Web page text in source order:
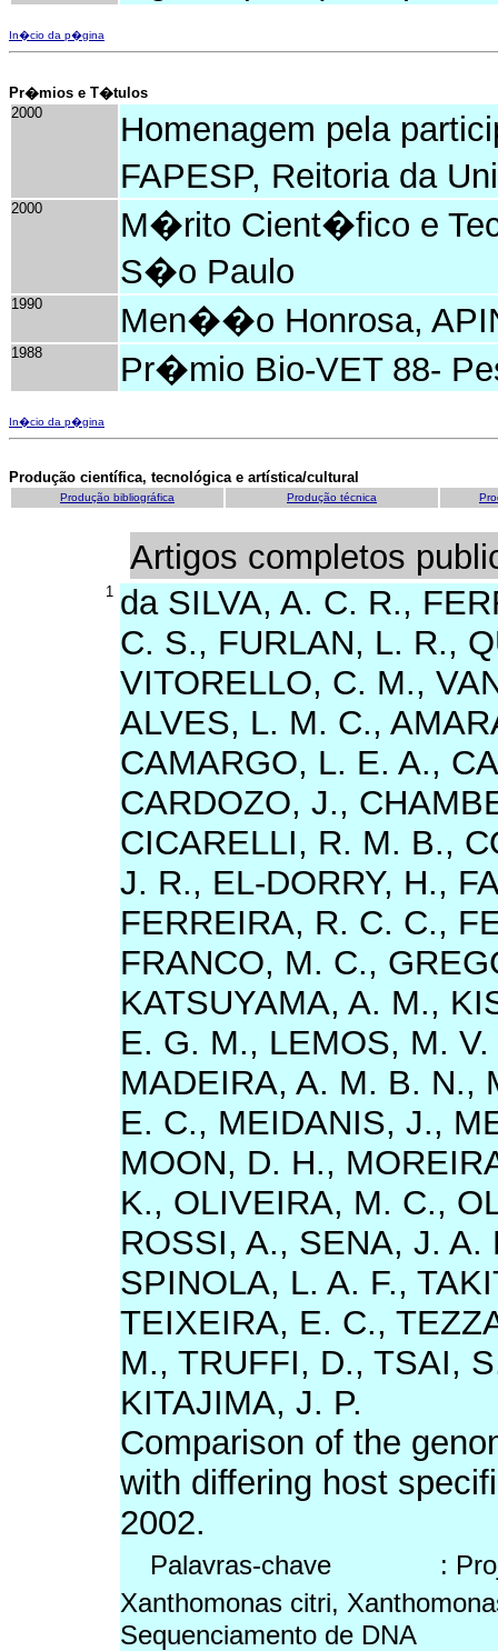
In�cio da p�gina
Pr�mios e T�tulos
2000
Homenagem pela
FAPESP, Reitoria da
2000
M�rito Cient�fico e
S�o Paulo
1990 Men��o Honrosa,
1988 Pr�mio Bio-VET 88-
In�cio da p�gina
Produção científica, tecnológica e artística/cultural
Produção bibliográfica Produção técnica
Artigos completos
1 da SILVA, A. C. R.,
C. S., FURLAN, L. R.,
VITORELLO, C. M.,
ALVES, L. M. C.,
CAMARGO, L. E. A.,
CARDOZO, J.,
CICARELLI, R. M. B.,
J. R., EL-DORRY, H.,
FERREIRA, R. C. C.,
FRANCO, M. C.,
KATSUYAMA, A. M.,
E. G. M., LEMOS, M.
MADEIRA, A. M. B. N.,
E. C., MEIDANIS, J.,
MOON, D. H.,
K., OLIVEIRA, M. C.,
ROSSI, A., SENA, J. A.
SPINOLA, L. A. F.,
TEIXEIRA, E. C.,
M., TRUFFI, D., TSAI,
KITAJIMA, J. P.
Comparison of the
with differing host
2002.
Palavras-chave : Projeto
Xanthomonas citri,
Sequenciamento de DNA